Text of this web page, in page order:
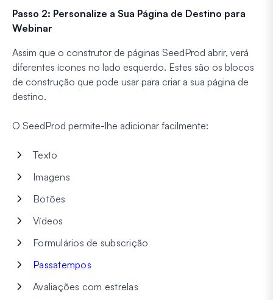
Passo 2: Personalize a Sua Página de Destino para
Webinar
Assim que o construtor de páginas SeedProd abrir, verá
diferentes ícones no lado esquerdo. Estes são os blocos
de construção que pode usar para criar a sua página de
destino.
O SeedProd permite-lhe adicionar facilmente:
Texto
Imagens
Botões
Vídeos
Formulários de subscrição
Passatempos
Avaliações com estrelas